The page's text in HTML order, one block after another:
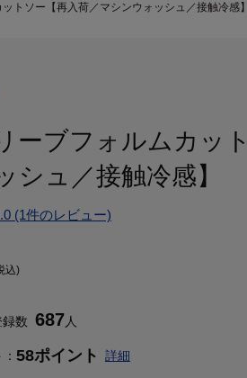
トソー【再入荷／マシンウォッシュ／接触冷感】
ーブフォルムカッ
シュ／接触冷感】
(1件のレビュー)
込)
数 687人
58ポイント 詳細